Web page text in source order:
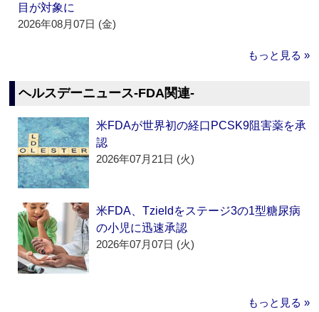
目が対象に
2026年08月07日 (金)
もっと見る »
ヘルスデーニュース‐FDA関連‐
米FDAが世界初の経口PCSK9阻害薬を承
認
2026年07月21日 (火)
米FDA、Tzieldをステージ3の1型糖尿病
の小児に迅速承認
2026年07月07日 (火)
もっと見る »